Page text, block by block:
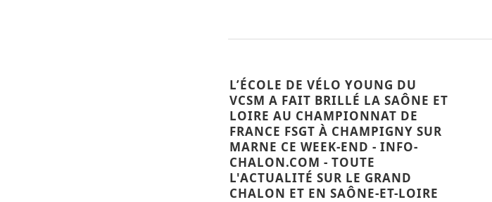
L’ÉCOLE DE VÉLO YOUNG DU
VCSM A FAIT BRILLÉ LA SAÔNE ET
LOIRE AU CHAMPIONNAT DE
FRANCE FSGT À CHAMPIGNY SUR
MARNE CE WEEK-END - INFO-
CHALON.COM - TOUTE
L'ACTUALITÉ SUR LE GRAND
CHALON ET EN SAÔNE-ET-LOIRE